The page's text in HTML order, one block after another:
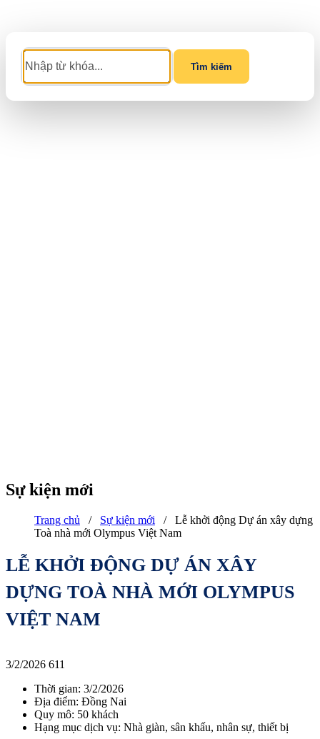
Tìm kiếm
Sự kiện mới
Trang chủ / Sự kiện mới / Lễ khởi động Dự án xây dựng
Toà nhà mới Olympus Việt Nam
LỄ KHỞI ĐỘNG DỰ ÁN XÂY
DỰNG TOÀ NHÀ MỚI OLYMPUS
VIỆT NAM
3/2/2026 611
Thời gian: 3/2/2026
Địa điểm: Đồng Nai
Quy mô: 50 khách
Hạng mục dịch vụ: Nhà giàn, sân khấu, nhân sự, thiết bị